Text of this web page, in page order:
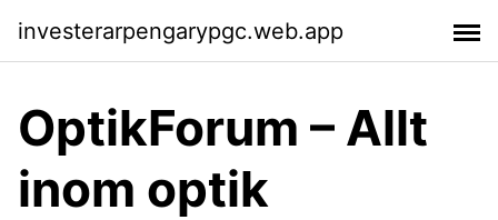
investerarpengarypgc.web.app
OptikForum – Allt
inom optik